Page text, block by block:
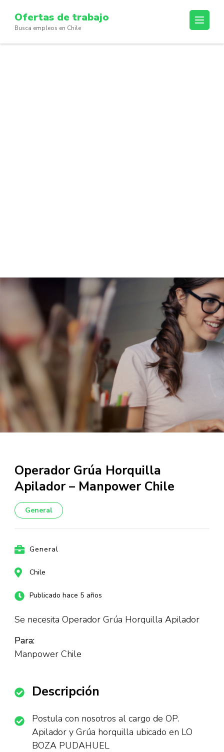
content
(Press
Ofertas de trabajo
Busca empleos en Chile
Operador Grúa Horquilla
Apilador – Manpower Chile
General
General
Chile
Publicado hace 5 años
Se necesita Operador Grúa Horquilla Apilador
Para:
Manpower Chile
Descripción
Postula con nosotros al cargo de OP.
Apilador y Grúa horquilla ubicado en LO
BOZA PUDAHUEL